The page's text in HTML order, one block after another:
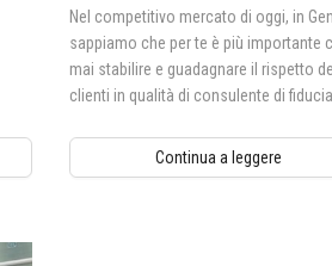
Nel competitivo mercato di oggi, in
sappiamo che per te è più importante
mai stabilire e guadagnare il rispetto
clienti in qualità di consulente di
Continua a leggere